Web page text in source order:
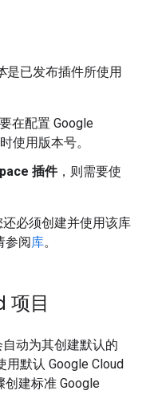
是已发布插件所使用
在配置 Google
使用版本号。
插件，则需要使
必须创建并使用该库
参阅库。
项目
动为其创建默认的
用默认 Google Cloud
建标准 Google